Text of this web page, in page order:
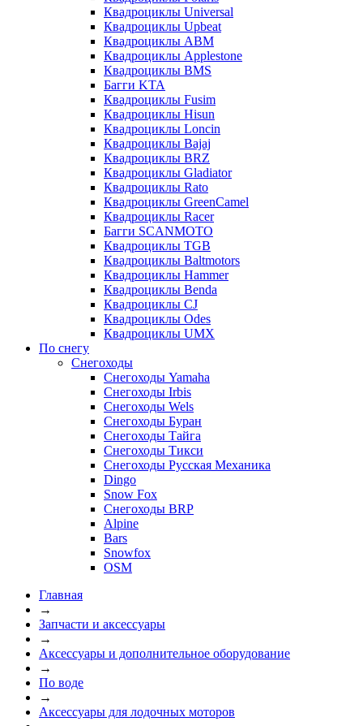
Квадроциклы Universal
Квадроциклы Upbeat
Квадроциклы ABM
Квадроциклы Applestone
Квадроциклы BMS
Багги KTA
Квадроциклы Fusim
Квадроциклы Hisun
Квадроциклы Loncin
Квадроциклы Bajaj
Квадроциклы BRZ
Квадроциклы Gladiator
Квадроциклы Rato
Квадроциклы GreenCamel
Квадроциклы Racer
Багги SCANMOTO
Квадроциклы TGB
Квадроциклы Baltmotors
Квадроциклы Hammer
Квадроциклы Benda
Квадроциклы CJ
Квадроциклы Odes
Квадроциклы UMX
По снегу
Снегоходы
Снегоходы Yamaha
Снегоходы Irbis
Снегоходы Wels
Снегоходы Буран
Снегоходы Тайга
Снегоходы Тикси
Снегоходы Русская Механика
Dingo
Snow Fox
Снегоходы BRP
Alpine
Bars
Snowfox
OSM
Главная
→
Запчасти и аксессуары
→
Аксессуары и дополнительное оборудование
→
По воде
→
Аксессуары для лодочных моторов